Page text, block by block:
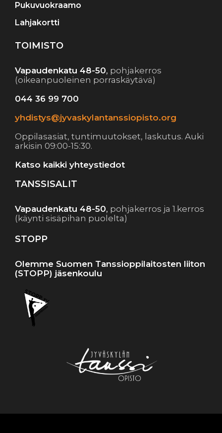
Pukuvuokraamo
Lahjakortti
TOIMISTO
Vapaudenkatu 48-50, pohjakerros
(oikeanpuoleinen porraskäytävä)
044 36 99 700
yhdistys@jyvaskylantanssiopisto.org
Oppilasasiat, tuntimuutokset, laskutus. Auki
arkisin 09:00-15:30.
Katso kaikki yhteystiedot
TANSSISALIT
Vapaudenkatu 48-50, pohjakerros ja 1.kerros
(käynti sisäpihan puolelta)
STOPP
Olemme Suomen Tanssioppilaitosten liiton
(STOPP) jäsenkoulu